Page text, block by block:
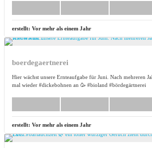
erstellt: Vor mehr als einem Jahr
boerdegaertnerei
Hier wächst unsere Ernteaufgabe für Juni. Nach mehreren
mal wieder #dickebohnen an 🥳 #bioland #bördegärtnerei
erstellt: Vor mehr als einem Jahr